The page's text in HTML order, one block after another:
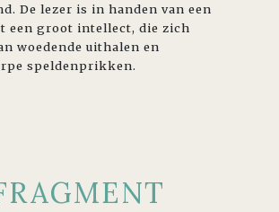
De lezer is in handen van een
een groot intellect, die zich
woedende uithalen en
speldenprikken.